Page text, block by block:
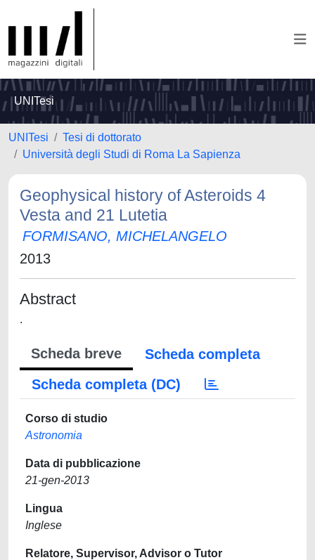
UNITesi
UNITesi
Tesi di dottorato
Università degli Studi di Roma La Sapienza
Geophysical history of Asteroids 4
Vesta and 21 Lutetia
FORMISANO, MICHELANGELO
2013
Abstract
.
Scheda breve
Scheda completa
Scheda completa (DC)
Corso di studio
Astronomia
Data di pubblicazione
21-gen-2013
Lingua
Inglese
Relatore, Supervisor, Advisor o Tutor